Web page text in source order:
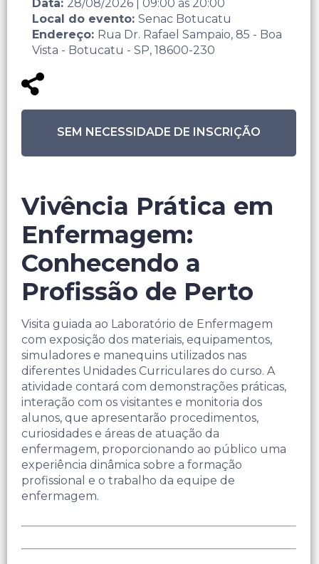
Data: 28/08/2026 09:00 às 20:00
Local do evento: Senac Botucatu
Endereço: Rua Dr. Rafael Sampaio, 85 - Boa
Vista - Botucatu - SP, 18600-230
SEM NECESSIDADE DE INSCRIÇÃO
Vivência Prática em
Enfermagem:
Conhecendo a
Profissão de Perto
Visita guiada ao Laboratório de Enfermagem
com exposição dos materiais, equipamentos,
simuladores e manequins utilizados nas
diferentes Unidades Curriculares do curso. A
atividade contará com demonstrações práticas,
interação com os visitantes e monitoria dos
alunos, que apresentarão procedimentos,
curiosidades e áreas de atuação da
enfermagem, proporcionando ao público uma
experiência dinâmica sobre a formação
profissional e o trabalho da equipe de
enfermagem.